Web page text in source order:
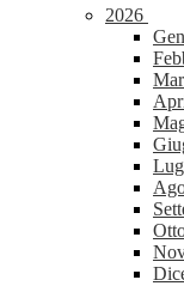
2026